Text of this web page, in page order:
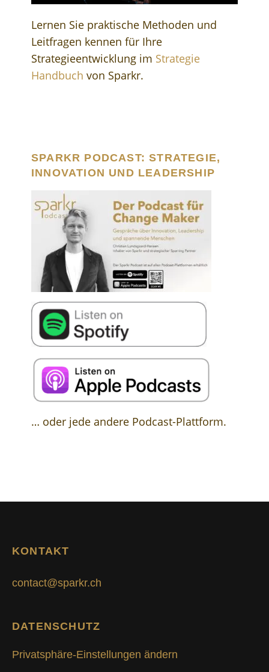
Lernen Sie praktische Methoden und
Leitfragen kennen für Ihre
Strategieentwicklung im Strategie
Handbuch von Sparkr.
SPARKR PODCAST: STRATEGIE,
INNOVATION UND LEADERSHIP
… oder jede andere Podcast-Plattform.
KONTAKT
contact@sparkr.ch
DATENSCHUTZ
Privatsphäre-Einstellungen ändern